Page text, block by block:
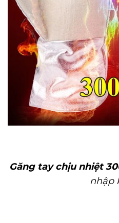
Găng tay chịu nhiệt
nhập